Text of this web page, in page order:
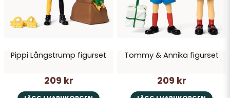
Pippi Långstrump figurset
209 kr
Tommy & Annika figurset
209 kr